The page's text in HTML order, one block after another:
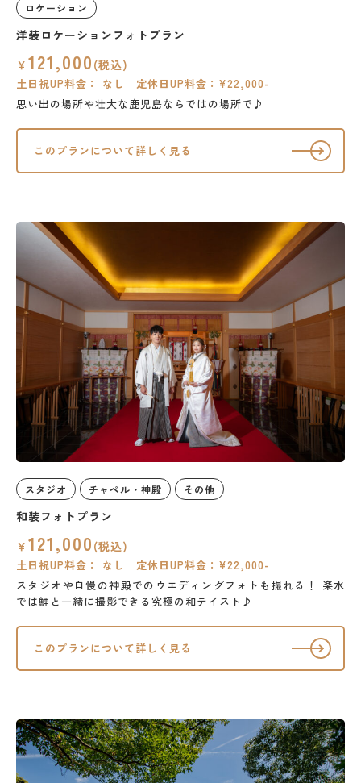
ロケーション
洋装ロケーションフォトプラン
￥ 121,000 (税込)
土日祝UP料金： なし 定休日UP料金：¥22,000-
思い出の場所や壮大な鹿児島ならではの場所で♪
このプランについて詳しく見る
スタジオ チャペル・神殿 その他
和装フォトプラン
￥ 121,000 (税込)
土日祝UP料金： なし 定休日UP料金：¥22,000-
スタジオや自慢の神殿でのウエディングフォトも撮れる！
楽水
では鯉と一緒に撮影できる究極の和テイスト♪
このプランについて詳しく見る